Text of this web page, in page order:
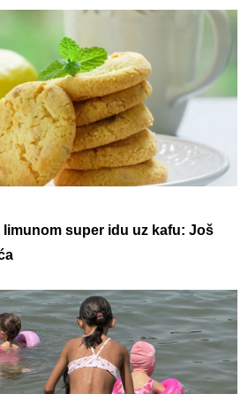
super idu uz kafu: Još